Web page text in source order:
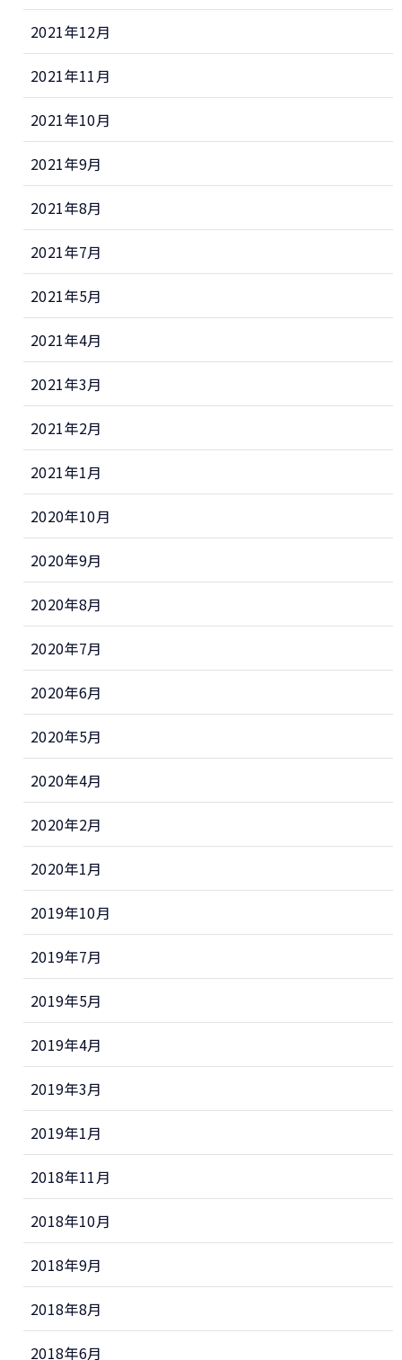
2021年12月
2021年11月
2021年10月
2021年9月
2021年8月
2021年7月
2021年5月
2021年4月
2021年3月
2021年2月
2021年1月
2020年10月
2020年9月
2020年8月
2020年7月
2020年6月
2020年5月
2020年4月
2020年2月
2020年1月
2019年10月
2019年7月
2019年5月
2019年4月
2019年3月
2019年1月
2018年11月
2018年10月
2018年9月
2018年8月
2018年6月